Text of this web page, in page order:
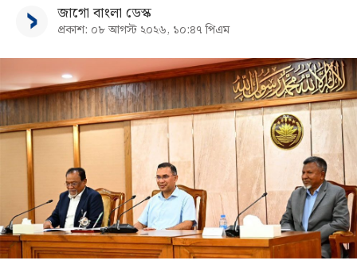
জাগো বাংলা ডেস্ক
প্রকাশ: ০৮ আগস্ট ২০২৬, ১০:৪৭ পিএম